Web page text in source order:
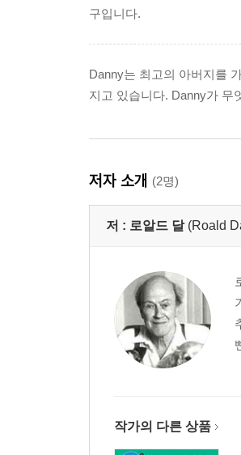
구입니다.
Danny는 최고의 아버지를
지고 있습니다. Danny가 무
저자 소개 (2명)
저 : 로알드 달 (Roald
작가의 다른 상품